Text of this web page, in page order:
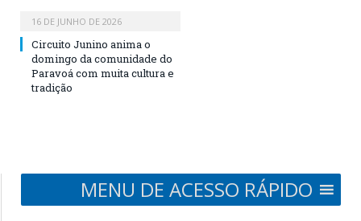
16 DE JUNHO DE 2026
Circuito Junino anima o
domingo da comunidade do
Paravoá com muita cultura e
tradição
MENU DE ACESSO RÁPIDO